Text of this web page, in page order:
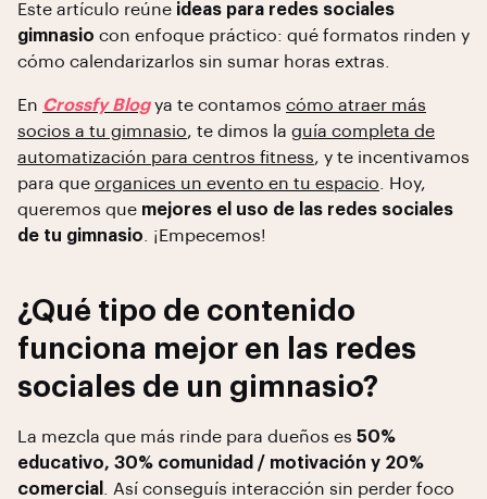
Este artículo reúne ideas para redes sociales
gimnasio con enfoque práctico: qué formatos rinden y
cómo calendarizarlos sin sumar horas extras.
En Crossfy Blogya te contamos cómo atraer más
socios a tu gimnasio, te dimos la guía completa de
automatización para centros fitness, y te incentivamos
para que organices un evento en tu espacio . Hoy,
queremos que mejores el uso de las redes sociales
de tu gimnasio . ¡Empecemos!
¿Qué tipo de contenido
funciona mejor en las redes
sociales de un gimnasio?
La mezcla que más rinde para dueños es 50%
educativo, 30% comunidad / motivación y 20%
comercial
. Así conseguís interacción sin perder foco